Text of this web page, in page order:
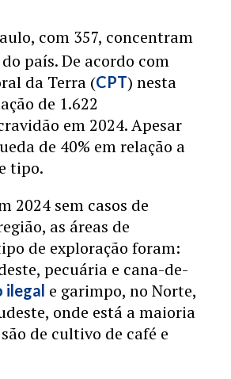
com 357, concentram
país. De acordo com
da Terra (CPT) nesta
de 1.622
em 2024. Apesar
de 40% em relação a
tipo.
2024 sem casos de
as áreas de
de exploração foram:
pecuária e cana-de-
ilegal e garimpo, no Norte,
onde está a maioria
de cultivo de café e